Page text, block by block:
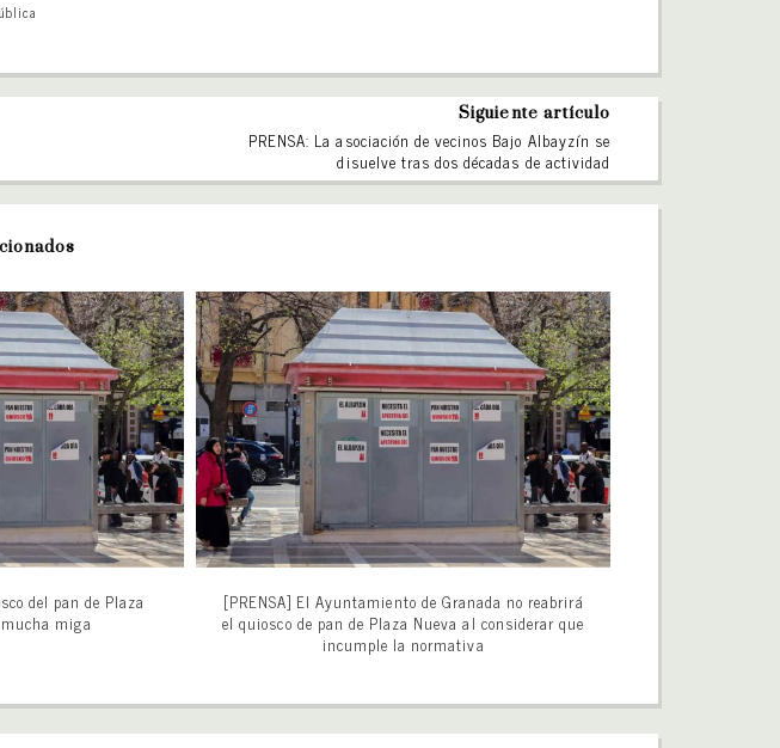
Siguiente artículo
PRENSA: La asociación de vecinos Bajo Albayzín se
disuelve tras dos décadas de actividad
del pan de Plaza
miga
[PRENSA] El Ayuntamiento de Granada no reabrirá
el quiosco de pan de Plaza Nueva al considerar que
incumple la normativa